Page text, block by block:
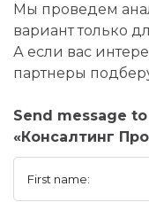
Мы проведем
вариант только
А если вас
партнеры
Send message
«Консалтинг
First name: